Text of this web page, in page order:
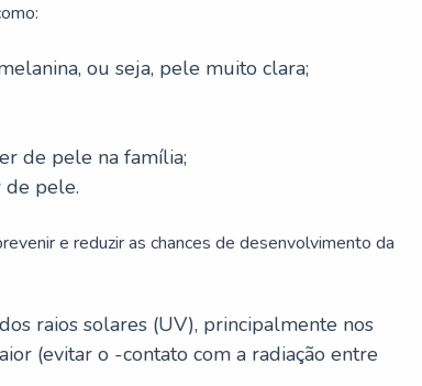
ou seja, pele muito clara;
de pele na família;
de pele.
e reduzir as chances de desenvolvimento da
raios solares (UV), principalmente nos
(evitar o -contato com a radiação entre